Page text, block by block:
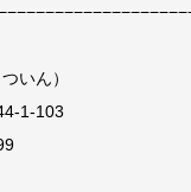
いん）
1-103